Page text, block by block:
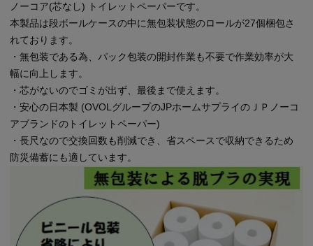
ノーコア(芯なし) トイレットペーパーです。
本製品は段ボールケースの中に無包装状態のロールが27個梱包さ
れております。
・無包装である為、パック包装の開封作業も不要で作業効率が大
幅に向上します。
・芯がないのでゴミが出ず、最後まで使えます。
・安心の日本製 (OVOLグループのJPホームサプライのＪＰノーコ
アブランドのトイレットペーパー)
・長尺なので交換回数も削減でき、省スペースで収納できるため
防災備蓄にも適しています。